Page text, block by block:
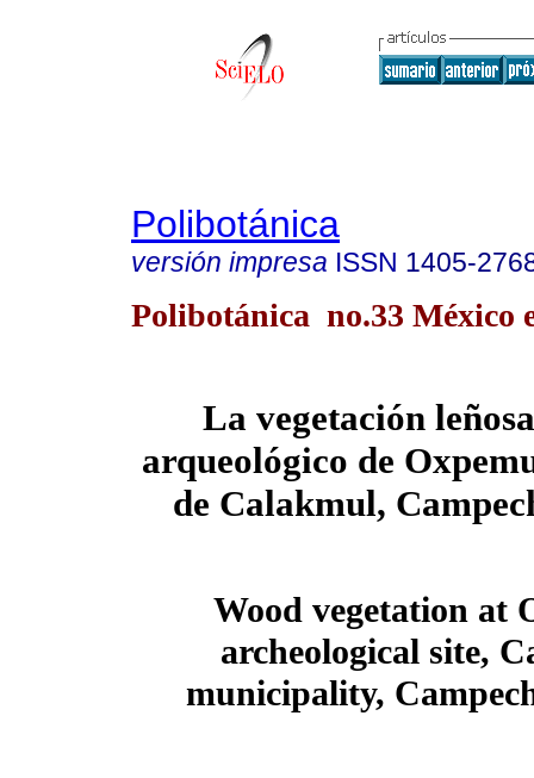
Polibotánica
versión impresa ISSN 1405-
Polibotánica no.33 México
La vegetación
arqueológico de
de Calakmul,
Wood vegetation at
archeological site,
municipality,